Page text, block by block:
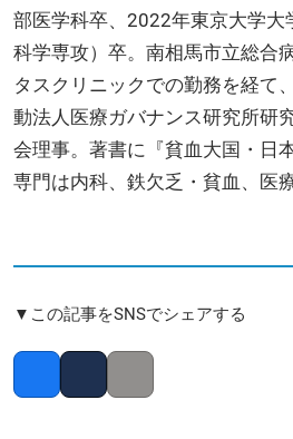
部医学科卒、2022年東京大学大
科学専攻）卒。南相馬市立総合
タスクリニックでの勤務を経て
動法人医療ガバナンス研究所研
会理事。著書に『貧血大国・日
専門は内科、鉄欠乏・貧血、医療
▼この記事をSNSでシェアする
FacebookTwitter Copy link